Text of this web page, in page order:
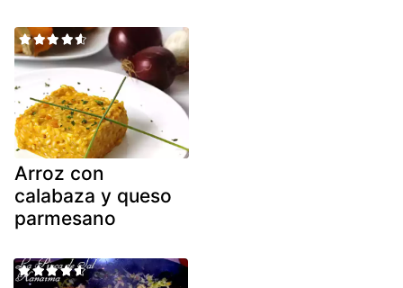
Arroz con
calabaza y queso
parmesano